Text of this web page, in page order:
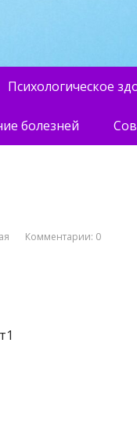
Психологическое
болезней
Комментарии: 0